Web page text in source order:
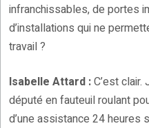
infranchissables, de portes
d’installations qui ne
travail ?
Isabelle Attard :C’est
député en fauteuil roulant
d’une assistance 24 heures